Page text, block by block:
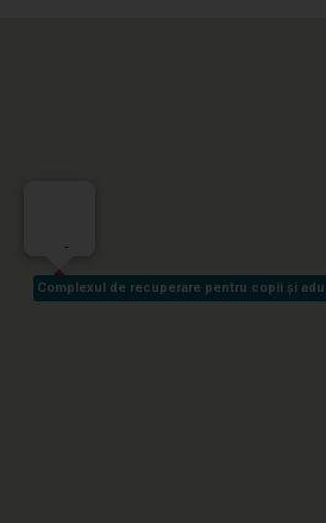
Complexul de recuperare pentru copii și
Complexul de recuperare pentru copii și
-